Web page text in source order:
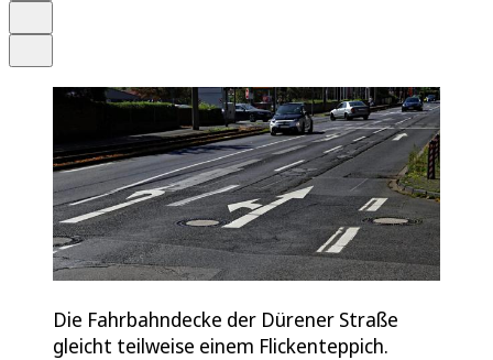
Die Fahrbahndecke der Dürener Straße
gleicht teilweise einem Flickenteppich.